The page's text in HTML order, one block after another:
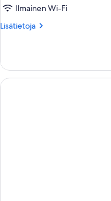
Ilmainen Wi-Fi
Lisätietoja
Lisätietoja
With
Two
Queen